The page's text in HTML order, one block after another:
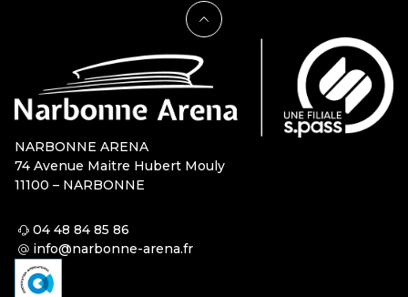
NARBONNE ARENA
74 Avenue Maitre Hubert Mouly
11100 – NARBONNE
04 48 84 85 86
info@narbonne-arena.fr